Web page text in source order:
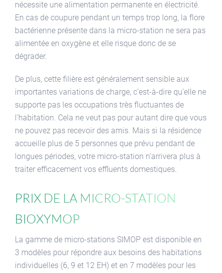
nécessite une alimentation permanente en électricité.
En cas de coupure pendant un temps trop long, la flore
bactérienne présente dans la micro-station ne sera pas
alimentée en oxygène et elle risque donc de se
dégrader.
De plus, cette filière est généralement sensible aux
importantes variations de charge, c’est-à-dire qu’elle ne
supporte pas les occupations très fluctuantes de
l’habitation. Cela ne veut pas pour autant dire que vous
ne pouvez pas recevoir des amis. Mais si la résidence
accueille plus de 5 personnes que prévu pendant de
longues périodes, votre micro-station n’arrivera plus à
traiter efficacement vos effluents domestiques.
Prix de la micro-station
Bioxymop
La gamme de micro-stations SIMOP est disponible en
3 modèles pour répondre aux besoins des habitations
individuelles (6, 9 et 12 EH) et en 7 modèles pour les